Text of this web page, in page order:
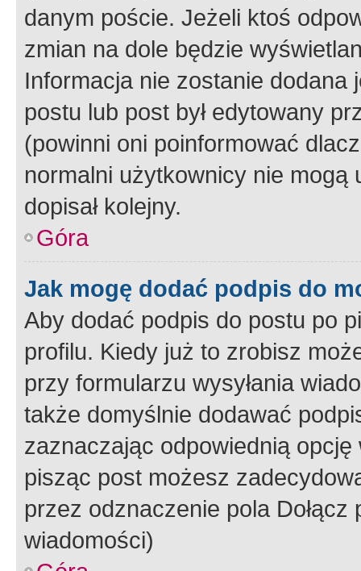
danym poście. Jeżeli ktoś
zmian na dole będzie
Informacja nie zostanie dodana
postu lub post był edytowany
(powinni oni poinformować
normalni użytkownicy nie
dopisał kolejny.
Góra
Jak mogę dodać podpis do
Aby dodać podpis do postu po
profilu. Kiedy już to zrobisz
przy formularzu wysyłania
także domyślnie dodawać
zaznaczając odpowiednią
pisząc post możesz
przez odznaczenie pola
wiadomości)